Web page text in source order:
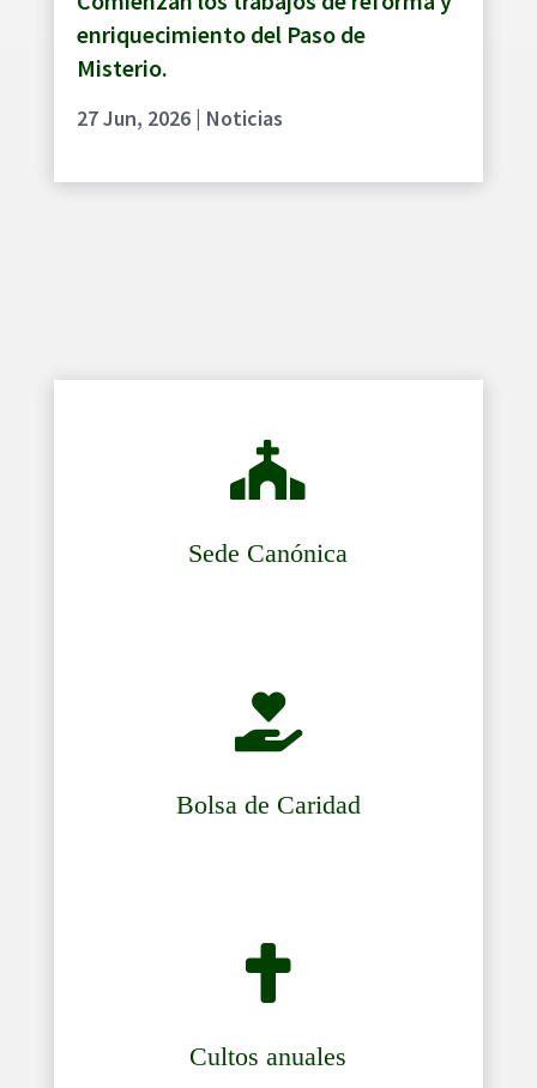
enriquecimiento del Paso de
Misterio.
27 Jun, 2026| Noticias

Sede Canónica

Bolsa de Caridad

Cultos anuales